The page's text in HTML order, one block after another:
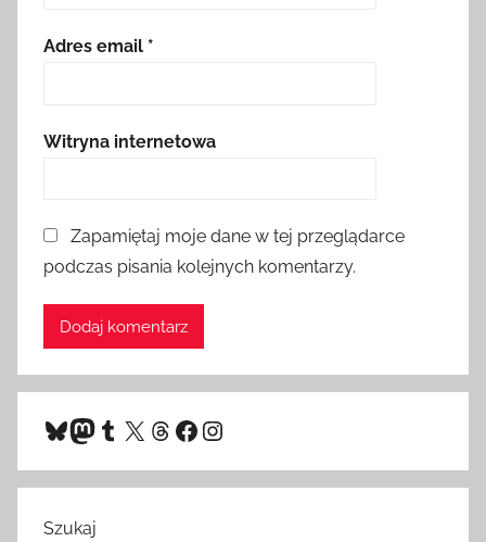
Adres email *
Witryna internetowa
Zapamiętaj moje dane w tej przeglądarce
podczas pisania kolejnych komentarzy.
Bluesky
Mastodon
Tumblr
X Threads
Facebook
Instagram
Szukaj